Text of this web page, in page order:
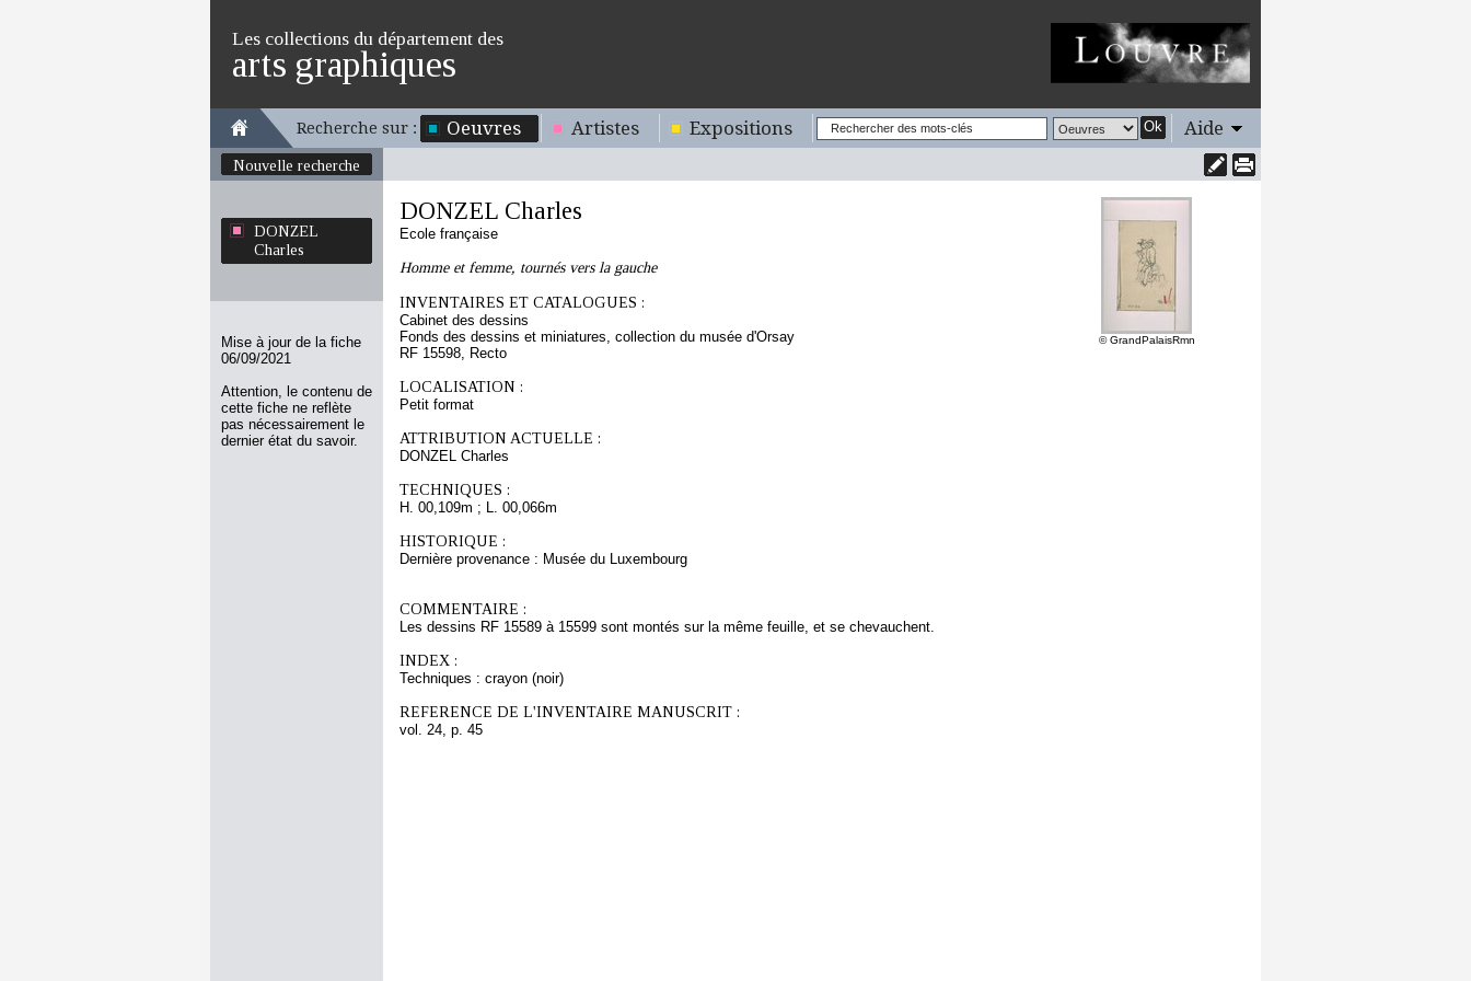
Les collections du département des
arts graphiques
Recherche sur : Oeuvres Artistes Expositions Ok Aide
Nouvelle recherche
DONZEL
Charles
Mise à jour de la fiche
06/09/2021
Attention, le contenu de
cette fiche ne reflète
pas nécessairement le
dernier état du savoir.
© GrandPalaisRmn
DONZEL Charles
Ecole française
Homme et femme, tournés vers la gauche
INVENTAIRES ET CATALOGUES :
Cabinet des dessins
Fonds des dessins et miniatures, collection du musée d'Orsay
RF 15598, Recto
LOCALISATION :
Petit format
ATTRIBUTION ACTUELLE :
DONZEL Charles
TECHNIQUES :
H. 00,109m ; L. 00,066m
HISTORIQUE :
Dernière provenance : Musée du Luxembourg
COMMENTAIRE :
Les dessins RF 15589 à 15599 sont montés sur la même feuille, et se chevauchent.
INDEX :
Techniques : crayon (noir)
REFERENCE DE L'INVENTAIRE MANUSCRIT :
vol. 24, p. 45